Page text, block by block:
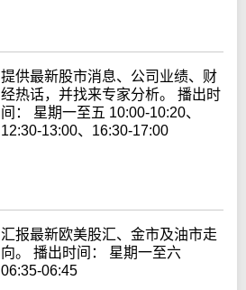
提供最新股市消息、公司业绩、财
经热话，并找来专家分析。 播出时
间： 星期一至五 10:00-10:20、
12:30-13:00、16:30-17:00
汇报最新欧美股汇、金市及油市走
向。 播出时间： 星期一至六
06:35-06:45